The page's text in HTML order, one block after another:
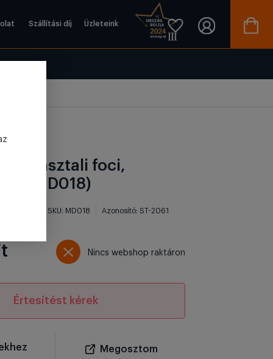
Szállítási díj Üzleteink
asztali foci,
(MD018)
SKU: MD018 Azonosító: ST-2061
Nincs webshop raktáron
Értesítést kérek
Megosztom